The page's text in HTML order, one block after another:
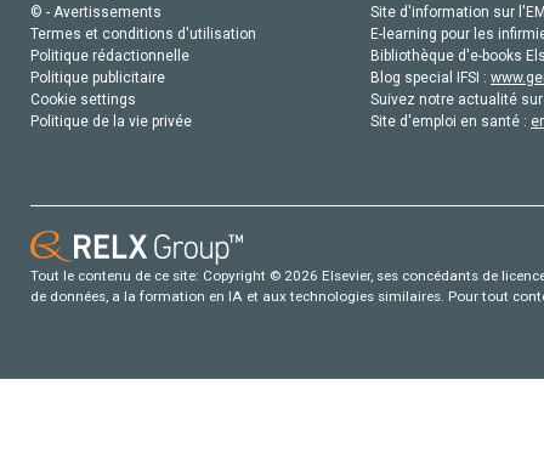
© - Avertissements
Termes et conditions d'utilisation
Politique rédactionnelle
Politique publicitaire
Cookie settings
Politique de la vie privée
Site d'information sur
E-learning pour les
Bibliothèque d'e-books
Blog special IFSI :
Suivez notre actualité
Site d'emploi en santé :
Tout le contenu de ce site: Copyright © 2026 Elsevier, ses concédants de
de données, a la formation en IA et aux technologies similaires. Pour tout